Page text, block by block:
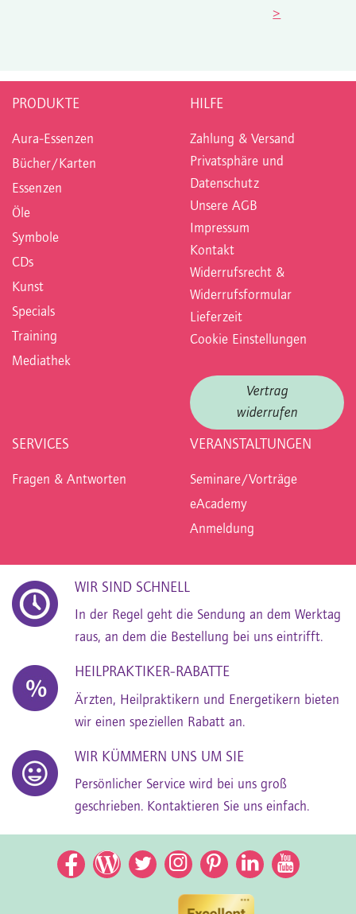
>
PRODUKTE
Aura-Essenzen
Bücher/Karten
Essenzen
Öle
Symbole
CDs
Kunst
Specials
Training
Mediathek
HILFE
Zahlung & Versand
Privatsphäre und
Datenschutz
Unsere AGB
Impressum
Kontakt
Widerrufsrecht &
Widerrufsformular
Lieferzeit
Cookie Einstellungen
Vertrag
widerrufen
SERVICES
Fragen & Antworten
VERANSTALTUNGEN
Seminare/Vorträge
eAcademy
Anmeldung
WIR SIND SCHNELL
In der Regel geht die Sendung an dem Werktag
raus, an dem die Bestellung bei uns eintrifft.
HEILPRAKTIKER-RABATTE
Ärzten, Heilpraktikern und Energetikern bieten
wir einen speziellen Rabatt an.
WIR KÜMMERN UNS UM SIE
Persönlicher Service wird bei uns groß
geschrieben. Kontaktieren Sie uns einfach.
Facebook
Facebook
TwitterInstagram
Pinterest
LinkedIn